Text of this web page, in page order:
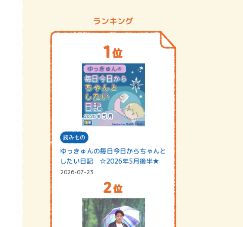
ランキング
読みもの
ゆっきゅんの毎日今日からちゃんと
したい日記 ☆2026年5月後半★
2026-07-23